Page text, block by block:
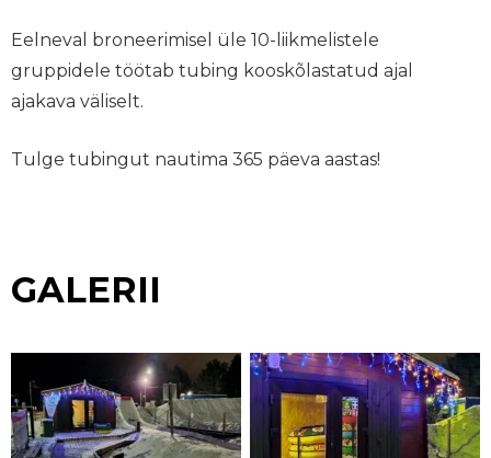
Eelneval broneerimisel üle 10-liikmelistele
gruppidele töötab tubing kooskõlastatud ajal
ajakava väliselt.
Tulge tubingut nautima 365 päeva aastas!
GALERII